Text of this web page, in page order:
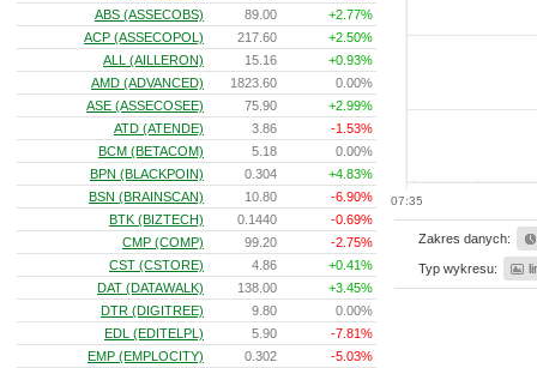
07:35
Zakres danych:
Typ wykresu:
ABS (ASSECOBS)
89.00
+2.77%
ACP (ASSECOPOL)
217.60
+2.50%
ALL (AILLERON)
15.16
+0.93%
AMD (ADVANCED)
1823.60
0.00%
ASE (ASSECOSEE)
75.90
+2.99%
ATD (ATENDE)
3.86
-1.53%
BCM (BETACOM)
5.18
0.00%
BPN (BLACKPOIN)
0.304
+4.83%
BSN (BRAINSCAN)
10.80
-6.90%
BTK (BIZTECH)
0.1440
-0.69%
CMP (COMP)
99.20
-2.75%
CST (CSTORE)
4.86
+0.41%
DAT (DATAWALK)
138.00
+3.45%
DTR (DIGITREE)
9.80
0.00%
EDL (EDITELPL)
5.90
-7.81%
EMP (EMPLOCITY)
0.302
-5.03%